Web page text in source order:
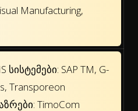
Manufacturing,
SAP TM, G-
Transporeon
TimoCom